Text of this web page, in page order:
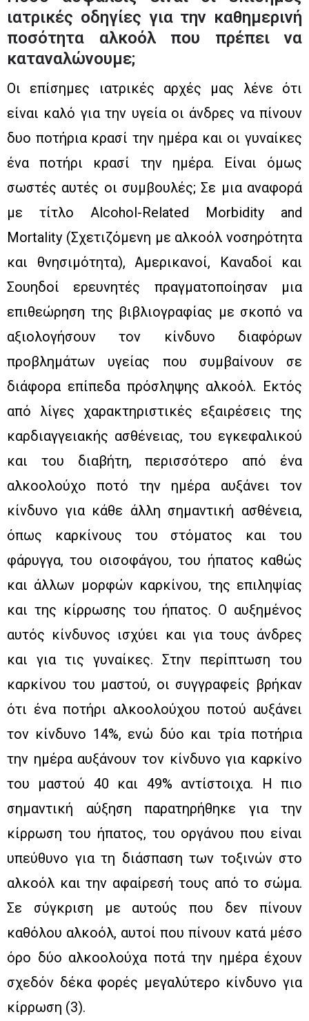
ιατρικές οδηγίες για την καθημερινή
ποσότητα αλκοόλ που πρέπει να
καταναλώνουμε;
Οι επίσημες ιατρικές αρχές μας λένε ότι
είναι καλό για την υγεία οι άνδρες να πίνουν
δυο ποτήρια κρασί την ημέρα και οι γυναίκες
ένα ποτήρι κρασί την ημέρα. Είναι όμως
σωστές αυτές οι συμβουλές; Σε μια αναφορά
με τίτλο Alcohol-Related Morbidity and
Mortality (Σχετιζόμενη με αλκοόλ νοσηρότητα
και θνησιμότητα), Αμερικανοί, Καναδοί και
Σουηδοί ερευνητές πραγματοποίησαν μια
επιθεώρηση της βιβλιογραφίας με σκοπό να
αξιολογήσουν τον κίνδυνο διαφόρων
προβλημάτων υγείας που συμβαίνουν σε
διάφορα επίπεδα πρόσληψης αλκοόλ. Εκτός
από λίγες χαρακτηριστικές εξαιρέσεις της
καρδιαγγειακής ασθένειας, του εγκεφαλικού
και του διαβήτη, περισσότερο από ένα
αλκοολούχο ποτό την ημέρα αυξάνει τον
κίνδυνο για κάθε άλλη σημαντική ασθένεια,
όπως καρκίνους του στόματος και του
φάρυγγα, του οισοφάγου, του ήπατος καθώς
και άλλων μορφών καρκίνου, της επιληψίας
και της κίρρωσης του ήπατος. Ο αυξημένος
αυτός κίνδυνος ισχύει και για τους άνδρες
και για τις γυναίκες. Στην περίπτωση του
καρκίνου του μαστού, οι συγγραφείς βρήκαν
ότι ένα ποτήρι αλκοολούχου ποτού αυξάνει
τον κίνδυνο 14%, ενώ δύο και τρία ποτήρια
την ημέρα αυξάνουν τον κίνδυνο για καρκίνο
του μαστού 40 και 49% αντίστοιχα. Η πιο
σημαντική αύξηση παρατηρήθηκε για την
κίρρωση του ήπατος, του οργάνου που είναι
υπεύθυνο για τη διάσπαση των τοξινών στο
αλκοόλ και την αφαίρεσή τους από το σώμα.
Σε σύγκριση με αυτούς που δεν πίνουν
καθόλου αλκοόλ, αυτοί που πίνουν κατά μέσο
όρο δύο αλκοολούχα ποτά την ημέρα έχουν
σχεδόν δέκα φορές μεγαλύτερο κίνδυνο για
κίρρωση (3).